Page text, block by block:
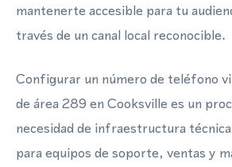
mantenerte accesible para tu
través de un canal local reconocible.
Configurar un número de teléfono
de área 289 en Cooksville es un
necesidad de infraestructura
para equipos de soporte, ventas y